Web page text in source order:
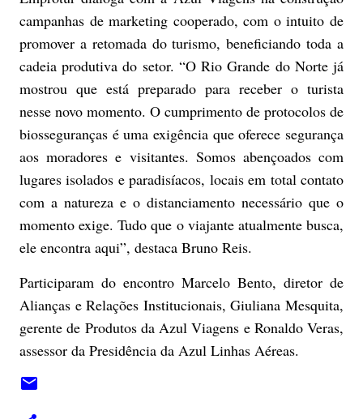
campanhas de marketing cooperado, com o intuito de
promover a retomada do turismo, beneficiando toda a
cadeia produtiva do setor. “O Rio Grande do Norte já
mostrou que está preparado para receber o turista
nesse novo momento. O cumprimento de protocolos de
biosseguranças é uma exigência que oferece segurança
aos moradores e visitantes. Somos abençoados com
lugares isolados e paradisíacos, locais em total contato
com a natureza e o distanciamento necessário que o
momento exige. Tudo que o viajante atualmente busca,
ele encontra aqui”, destaca Bruno Reis.
Participaram do encontro Marcelo Bento, diretor de
Alianças e Relações Institucionais, Giuliana Mesquita,
gerente de Produtos da Azul Viagens e Ronaldo Veras,
assessor da Presidência da Azul Linhas Aéreas.